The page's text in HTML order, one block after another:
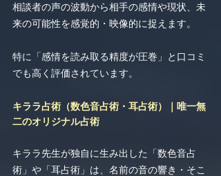
相談者の声の波動から相手の感情や現状、未
来の可能性を感覚的・映像的に捉えます。
特に「感情を読み取る精度が圧巻」と口コミ
でも高く評価されています。
キララ占術（数色音占術・耳占術）｜唯一無
二のオリジナル占術
キララ先生が独自に生み出した「数色音占
術」や「耳占術」は、名前の音の響き・そこ